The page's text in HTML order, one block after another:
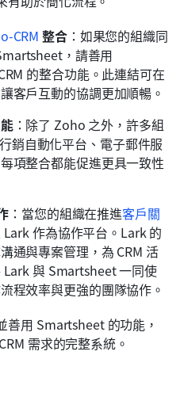
CRM 整合：如果您的組織同
，請善用
的整合功能。此連結可在
客戶互動的協調更加順暢。
：除了 Zoho 之外，許多組
銷自動化平台、電子郵件服
項整合都能促進更具一致性
：當您的組織在推進客戶關
作為協作平台。Lark 的
通與專案管理，為 CRM 活
與 Smartsheet 一同使
程效率與更強的團隊協作。
善用 Smartsheet 的功能，
需求的完整系統。